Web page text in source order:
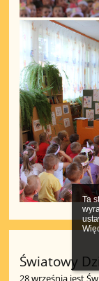
Ta
Światowy
28 września jest